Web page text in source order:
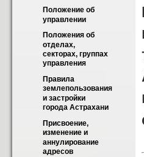
Положение об
управлении
Положения об
отделах,
секторах, группах
управления
Правила
землепользования
и застройки
города Астрахани
Присвоение,
изменение и
аннулирование
адресов